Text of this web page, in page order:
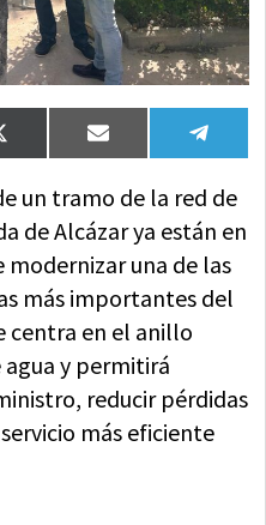
Compartir
en
X
(Twitter)
Compartir
en
Email
en
un tramo de la red de
de Alcázar ya están en
una de las
más importantes del
centra en el anillo
y permitirá
reducir pérdidas
más eficiente